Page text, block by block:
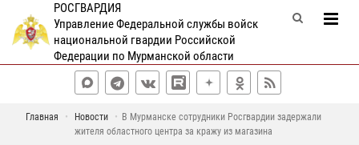
РОСГВАРДИЯ
Управление Федеральной службы войск
национальной гвардии Российской
Федерации по Мурманской области
Главная Новости
В Мурманске сотрудники Росгвардии задержали
жителя областного центра за кражу из магазина